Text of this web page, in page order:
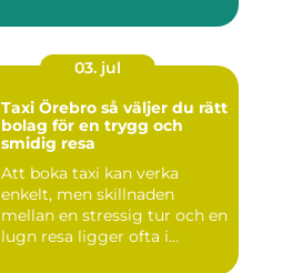
03. jul
Taxi Örebro så väljer du rätt
bolag för en trygg och
smidig resa
Att boka taxi kan verka
enkelt, men skillnaden
mellan en stressig tur och en
lugn resa ligger ofta i...